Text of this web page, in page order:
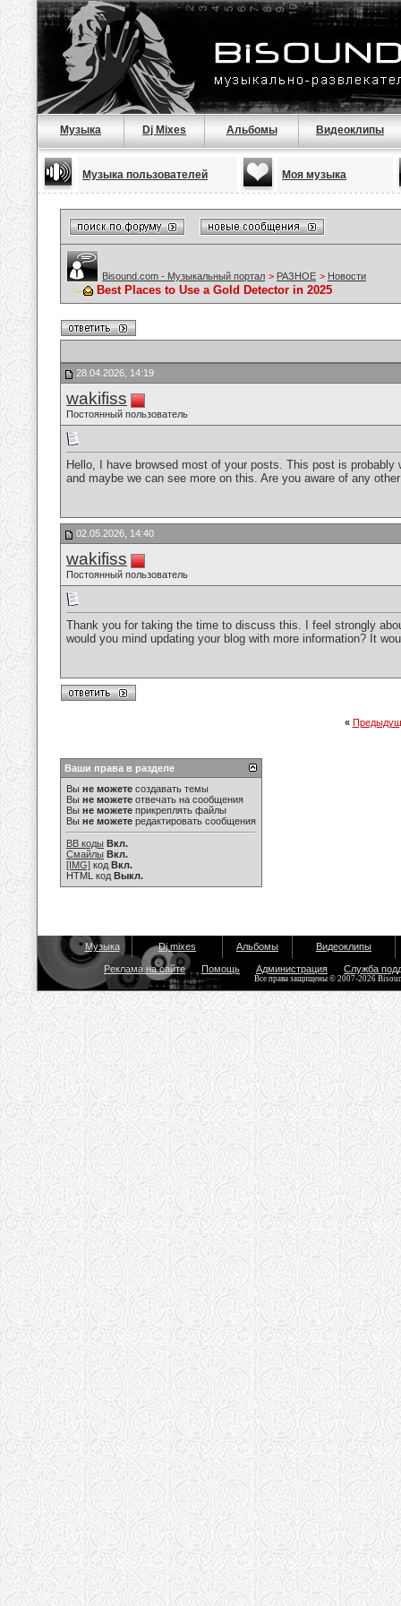
Музыка Dj Mixes Альбомы Видеоклипы
Музыка пользователей Моя музыка
Bisound.com - Музыкальный портал > РАЗНОЕ > Новости
Best Places to Use a Gold Detector in 2025
28.04.2026, 14:19
wakifiss
Постоянный пользователь
Hello, I have browsed most of your posts. This post is
and maybe we can see more on this. Are you aware of any
02.05.2026, 14:40
wakifiss
Постоянный пользователь
Thank you for taking the time to discuss this. I feel strongly
would you mind updating your blog with more information? It
«
Ваши права в разделе
Вы не можете создавать темы
Вы не можете отвечать на сообщения
Вы не можете прикреплять файлы
Вы не можете редактировать сообщения
BB коды Вкл.
Смайлы Вкл.
[IMG] код Вкл.
HTML код Выкл.
Музыка Dj mixes Альбомы Видеоклипы
Реклама на сайте Помощь Администрация Служба
Все права защищены © 2007-2026